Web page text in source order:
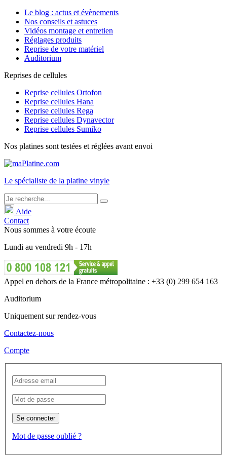
Le blog : actus et évènements
Nos conseils et astuces
Vidéos montage et entretien
Réglages produits
Reprise de votre matériel
Auditorium
Reprises de cellules
Reprise cellules Ortofon
Reprise cellules Hana
Reprise cellules Rega
Reprise cellules Dynavector
Reprise cellules Sumiko
Nos platines sont testées et réglées avant envoi
Le spécialiste de la platine vinyle
Aide
Contact
Nous sommes à votre écoute
Lundi au vendredi 9h - 17h
Appel en dehors de la France métropolitaine : +33 (0) 299 654 163
Auditorium
Uniquement sur rendez-vous
Contactez-nous
Compte
Se connecter
Mot de passe oublié ?